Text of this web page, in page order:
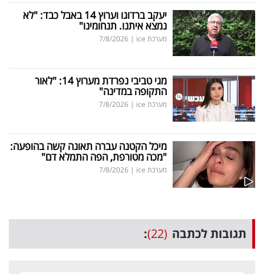
יעקב ברדוגו וערוץ 14 באבל כבד: "לא
נמצא איתנו. תנחומינו"
מערכת ice |
7/8/2026
מגי טביבי נפרדת מערוץ 14: "לאור
התקופה במדינה"
מערכת ice |
7/8/2026
מיכל הקטנה עברה תאונה קשה בהופעה:
"מכה מטורפת, הפה התמלא דם"
מערכת ice |
7/8/2026
תגובות לכתבה (22)
: